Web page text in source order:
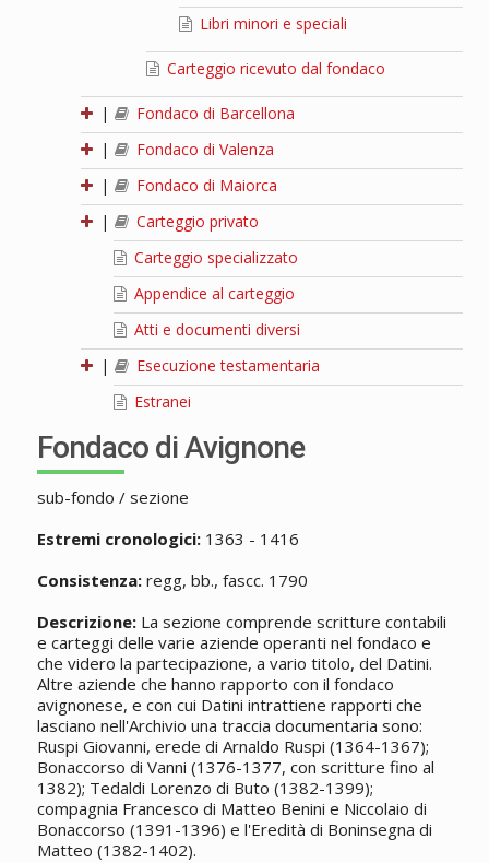
Libri minori e speciali
Carteggio ricevuto dal fondaco
|
Fondaco di Barcellona
|
Fondaco di Valenza
|
Fondaco di Maiorca
|
Carteggio privato
Carteggio specializzato
Appendice al carteggio
Atti e documenti diversi
|
Esecuzione testamentaria
Estranei
Fondaco di Avignone
sub-fondo / sezione
Estremi cronologici:1363 - 1416
Consistenza:regg, bb., fascc. 1790
Descrizione:La sezione comprende scritture contabili
e carteggi delle varie aziende operanti nel fondaco e
che videro la partecipazione, a vario titolo, del Datini.
Altre aziende che hanno rapporto con il fondaco
avignonese, e con cui Datini intrattiene rapporti che
lasciano nell'Archivio una traccia documentaria sono:
Ruspi Giovanni, erede di Arnaldo Ruspi (1364-1367);
Bonaccorso di Vanni (1376-1377, con scritture fino al
1382); Tedaldi Lorenzo di Buto (1382-1399);
compagnia Francesco di Matteo Benini e Niccolaio di
Bonaccorso (1391-1396) e l'Eredità di Boninsegna di
Matteo (1382-1402).